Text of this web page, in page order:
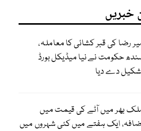
خبریں
رضا کی قبر کشائی کا معاملہ،
حکومت نے نیا میڈیکل بورڈ
دے دیا
بھر میں آٹے کی قیمت میں
ایک ہفتے میں کئی شہروں میں